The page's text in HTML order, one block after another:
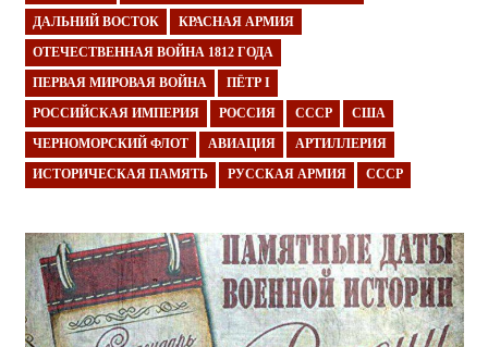
ДАЛЬНИЙ ВОСТОК КРАСНАЯ АРМИЯ
ОТЕЧЕСТВЕННАЯ ВОЙНА 1812 ГОДА
ПЕРВАЯ МИРОВАЯ ВОЙНА ПЁТР I
РОССИЙСКАЯ ИМПЕРИЯ РОССИЯ СССР США
ЧЕРНОМОРСКИЙ ФЛОТ АВИАЦИЯ АРТИЛЛЕРИЯ
ИСТОРИЧЕСКАЯ ПАМЯТЬ РУССКАЯ АРМИЯ СССР